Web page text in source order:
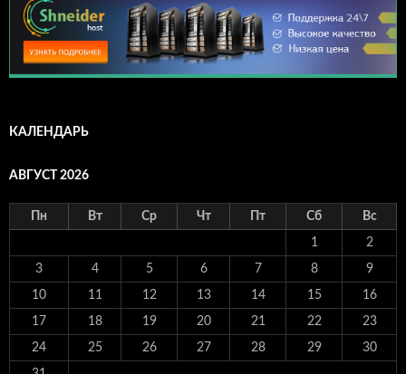
КАЛЕНДАРЬ
АВГУСТ 2026
Пн Вт Ср Чт Пт Сб Вс
1 2
3 4 5 6 7 8 9
10 11 12 13 14 15 16
17 18 19 20 21 22 23
24 25 26 27 28 29 30